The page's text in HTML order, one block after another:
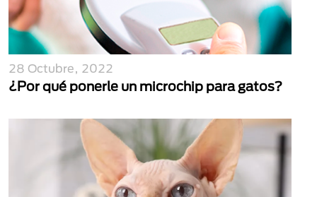
28 Octubre, 2022
¿Por qué ponerle un microchip para gatos?